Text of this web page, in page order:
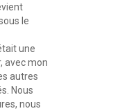
le
une
avec mon
autres
Nous
nous